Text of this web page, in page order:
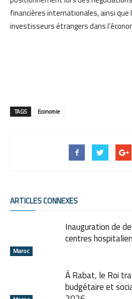
financières internationales, ainsi que
investisseurs étrangers dans
TAGS Economie
ARTICLES CONNEXES
Maroc
Inauguration de
centres
À Rabat, le Roi
budgétaire et